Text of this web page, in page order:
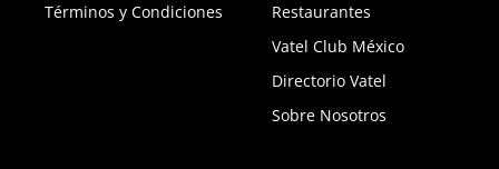
Términos y Condiciones
Restaurantes
Vatel Club México
Directorio Vatel
Sobre Nosotros